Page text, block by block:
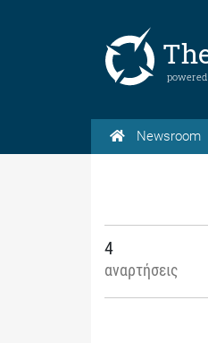
Newsroom
4
αναρτήσεις